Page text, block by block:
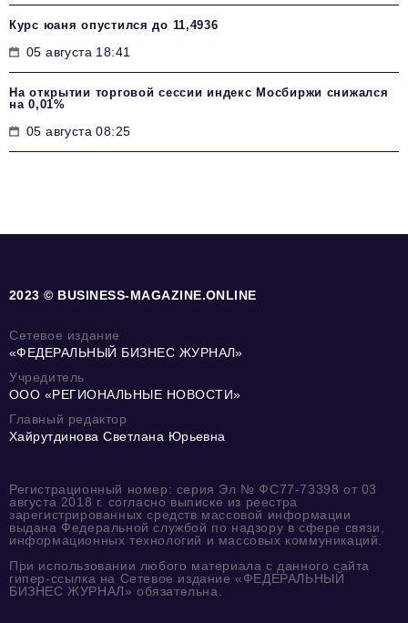
Курс юаня опустился до 11,4936
05 августа 18:41
На открытии торговой сессии индекс Мосбиржи снижался
на 0,01%
05 августа 08:25
2023 © BUSINESS-MAGAZINE.ONLINE
Сетевое издание
«ФЕДЕРАЛЬНЫЙ БИЗНЕС ЖУРНАЛ»
Учредитель
ООО «РЕГИОНАЛЬНЫЕ НОВОСТИ»
Главный редактор
Хайрутдинова Светлана Юрьевна
Регистрационный номер: серия Эл № ФС77-73398 от 03
августа 2018 г. согласно выписке из реестра
зарегистрированных средств массовой информации
выдана Федеральной службой по надзору в сфере связи,
информационных технологий и массовых коммуникаций.
При использовании любого материала с данного сайта
гипер-ссылка на Сетевое издание «ФЕДЕРАЛЬНЫЙ
БИЗНЕС ЖУРНАЛ» обязательна.